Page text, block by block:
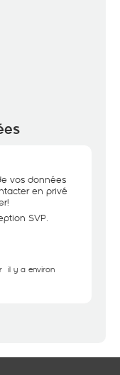
vos données
en privé
SVP.
il y a environ